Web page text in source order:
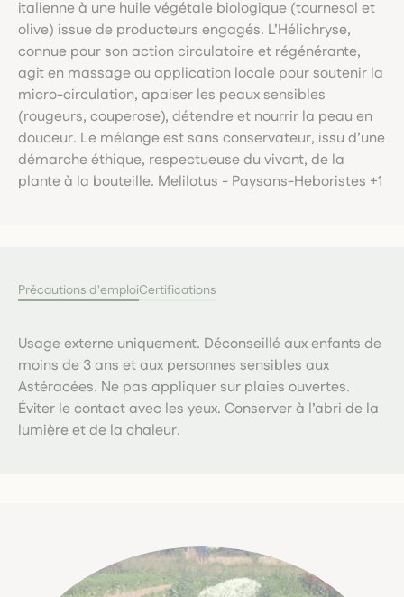
italienne à une huile végétale biologique (tournesol et
olive) issue de producteurs engagés. L’Hélichryse,
connue pour son action circulatoire et régénérante,
agit en massage ou application locale pour soutenir la
micro-circulation, apaiser les peaux sensibles
(rougeurs, couperose), détendre et nourrir la peau en
douceur. Le mélange est sans conservateur, issu d’une
démarche éthique, respectueuse du vivant, de la
plante à la bouteille. Melilotus - Paysans-Heboristes +1
Précautions d'emploiCertifications
Usage externe uniquement. Déconseillé aux enfants de
moins de 3 ans et aux personnes sensibles aux
Astéracées. Ne pas appliquer sur plaies ouvertes.
Éviter le contact avec les yeux. Conserver à l’abri de la
lumière et de la chaleur.